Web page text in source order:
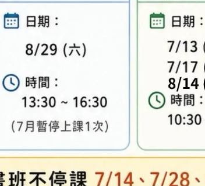
退換貨需知」，謝謝。
人與您聯繫。
實際顏色與網路呈現略有不同，將以
、零碼商品、工具、消耗性商品(如